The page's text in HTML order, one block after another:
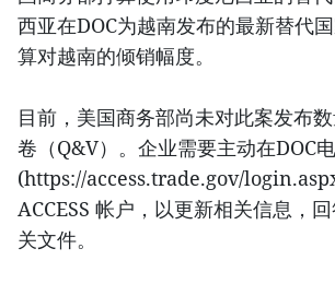
西亚在DOC为越南发布的最新替代
算对越南的倾销幅度。
目前，美国商务部尚未对此案发布
卷（Q&V）。企业需要主动在DOC
(https://access.trade.gov/
ACCESS 帐户，以更新相关信息，
关文件。